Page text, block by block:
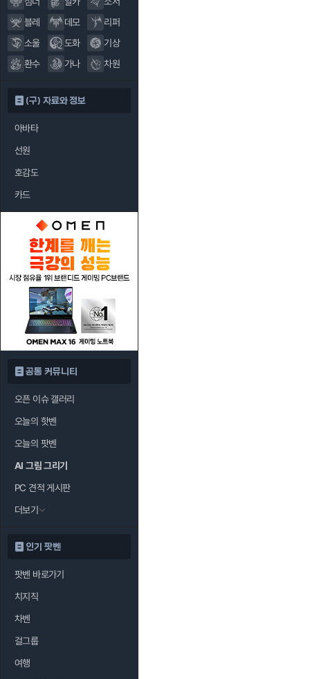
블레
데모
리퍼
소울
도화
기상
환수
가나 차원
(구) 자료와 정보
아바타
선원
호감도
카드
공통 커뮤니티
오픈 이슈 갤러리
오늘의 핫벤
오늘의 팟벤
AI 그림 그리기
PC 견적 게시판
더보기
인기 팟벤
팟벤 바로가기
치지직
차벤
걸그룹
여행